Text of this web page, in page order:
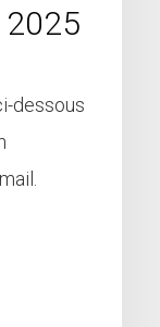
2025
dessous